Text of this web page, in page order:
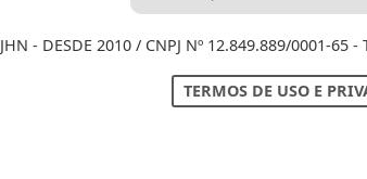
JHN - DESDE 2010 / CNPJ Nº 12.849.889/0001-65 -
TERMOS DE USO E